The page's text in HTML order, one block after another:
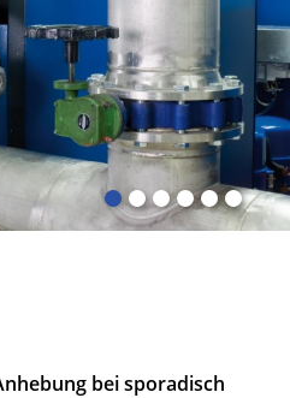
bei sporadisch